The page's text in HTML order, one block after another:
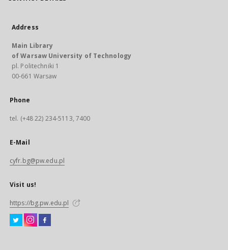
Address
Main Library
of Warsaw University of Technology
pl. Politechniki 1
00-661 Warsaw
Phone
tel. (+48 22) 234-5113, 7400
E-Mail
cyfr.bg@pw.edu.pl
Visit us!
https://bg.pw.edu.pl